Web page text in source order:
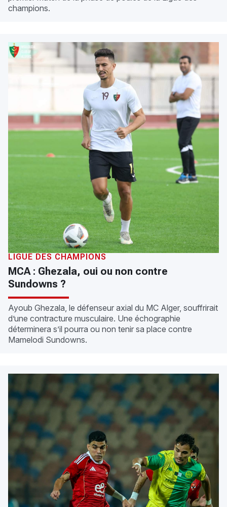
champions.
LIGUE DES CHAMPIONS
MCA : Ghezala, oui ou non contre
Sundowns ?
Ayoub Ghezala, le défenseur axial du MC Alger, souffrirait
d’une contracture musculaire. Une échographie
déterminera s’il pourra ou non tenir sa place contre
Mamelodi Sundowns.